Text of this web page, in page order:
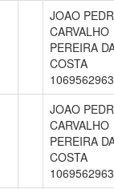
JOAO
CARVALHO
PEREIRA
COSTA
JOAO
CARVALHO
PEREIRA
COSTA